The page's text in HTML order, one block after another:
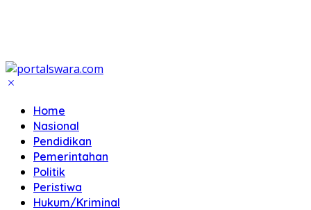
Home
Nasional
Pendidikan
Pemerintahan
Politik
Peristiwa
Hukum/Kriminal